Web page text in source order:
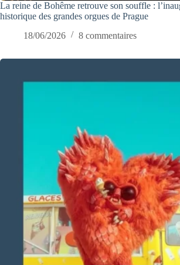
La reine de Bohême retrouve son souffle :
historique des grandes orgues de Prague
18/06/2026
8 commentaires